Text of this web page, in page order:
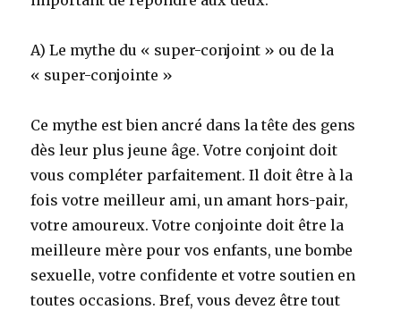
A) Le mythe du « super-conjoint » ou de la
« super-conjointe »
Ce mythe est bien ancré dans la tête des gens
dès leur plus jeune âge. Votre conjoint doit
vous compléter parfaitement. Il doit être à la
fois votre meilleur ami, un amant hors-pair,
votre amoureux. Votre conjointe doit être la
meilleure mère pour vos enfants, une bombe
sexuelle, votre confidente et votre soutien en
toutes occasions. Bref, vous devez être tout